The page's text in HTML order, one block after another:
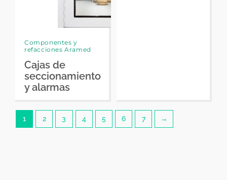
Componentes y
refacciones Aramed
Cajas de
seccionamiento
y alarmas
1 2 3 4 5 6 7 →